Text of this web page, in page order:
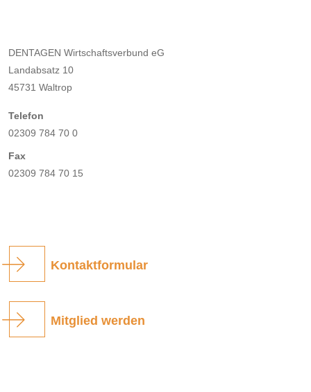
DENTAGEN Wirtschaftsverbund eG
Landabsatz 10
45731 Waltrop
Telefon
02309 784 70 0
Fax
02309 784 70 15
Kontaktformular
Mitglied werden